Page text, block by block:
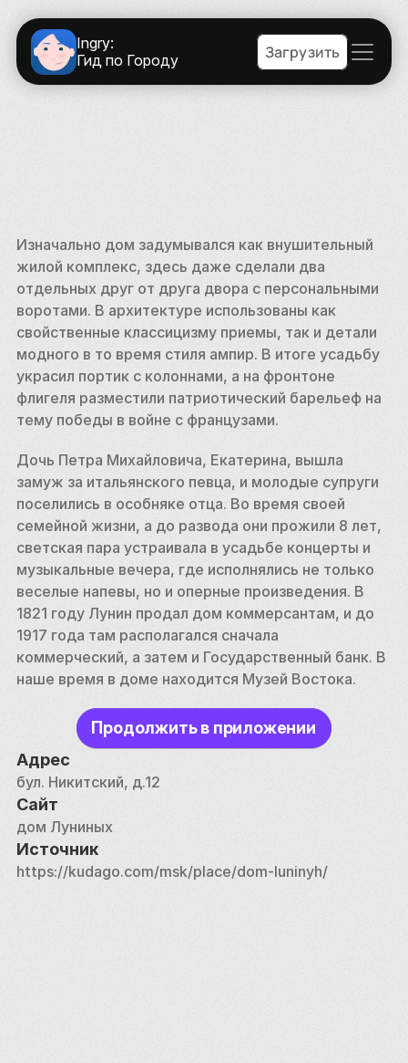
Ingry:
Гид по Городу
Загрузить
Изначально дом задумывался как внушительный
жилой комплекс, здесь даже сделали два
отдельных друг от друга двора с персональными
воротами. В архитектуре использованы как
свойственные классицизму приемы, так и детали
модного в то время стиля ампир. В итоге усадьбу
украсил портик с колоннами, а на фронтоне
флигеля разместили патриотический барельеф на
тему победы в войне с французами.
Дочь Петра Михайловича, Екатерина, вышла
замуж за итальянского певца, и молодые супруги
поселились в особняке отца. Во время своей
семейной жизни, а до развода они прожили 8 лет,
светская пара устраивала в усадьбе концерты и
музыкальные вечера, где исполнялись не только
веселые напевы, но и оперные произведения. В
1821 году Лунин продал дом коммерсантам, и до
1917 года там располагался сначала
коммерческий, а затем и Государственный банк. В
наше время в доме находится Музей Востока.
Продолжить в приложении
Адрес
бул. Никитский, д.12
Сайт
дом Луниных
Источник
https://kudago.com/msk/place/dom-luninyh/